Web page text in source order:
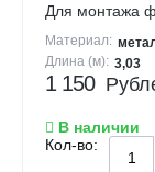
Для монтажа
Материал:
Длина (м): 3,03
1 150
В наличии
Кол-во: